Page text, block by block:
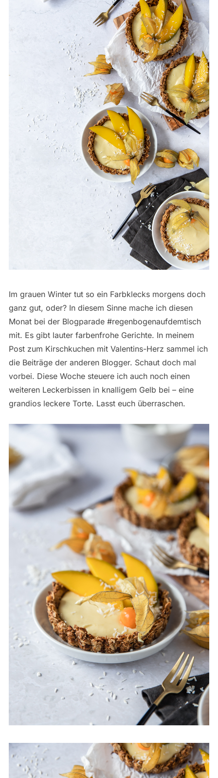
Im grauen Winter tut so ein Farbklecks morgens doch
ganz gut, oder? In diesem Sinne mache ich diesen
Monat bei der Blogparade #regenbogenaufdemtisch
mit. Es gibt lauter farbenfrohe Gerichte. In meinem
Post zum Kirschkuchen mit Valentins-Herz sammel ich
die Beiträge der anderen Blogger. Schaut doch mal
vorbei. Diese Woche steuere ich auch noch einen
weiteren Leckerbissen in knalligem Gelb bei – eine
grandios leckere Torte. Lasst euch überraschen.